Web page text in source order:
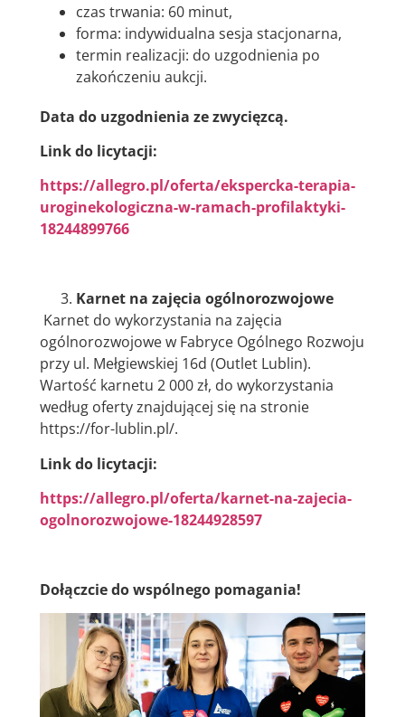
czas trwania: 60 minut,
forma: indywidualna sesja stacjonarna,
termin realizacji: do uzgodnienia po
zakończeniu aukcji.
Data do uzgodnienia ze zwycięzcą.
Link do licytacji:
https://allegro.pl/oferta/ekspercka-terapia-
uroginekologiczna-w-ramach-profilaktyki-
18244899766
Karnet na zajęcia ogólnorozwojowe
Karnet do wykorzystania na zajęcia
ogólnorozwojowe w Fabryce Ogólnego Rozwoju
przy ul. Mełgiewskiej 16d (Outlet Lublin).
Wartość karnetu 2 000 zł, do wykorzystania
według oferty znajdującej się na stronie
https://for-lublin.pl/.
Link do licytacji:
https://allegro.pl/oferta/karnet-na-zajecia-
ogolnorozwojowe-18244928597
Dołączcie do wspólnego pomagania!